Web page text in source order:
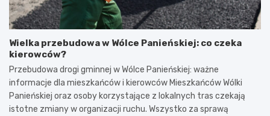
Wielka przebudowa w Wólce Panieńskiej: co czeka
kierowców?
Przebudowa drogi gminnej w Wólce Panieńskiej: ważne
informacje dla mieszkańców i kierowców Mieszkańców Wólki
Panieńskiej oraz osoby korzystające z lokalnych tras czekają
istotne zmiany w organizacji ruchu. Wszystko za sprawą